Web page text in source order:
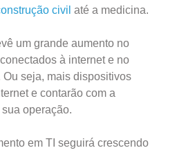
civil até a medicina.
um grande aumento no
à internet e no
seja, mais dispositivos
e contarão com a
operação.
em TI seguirá crescendo